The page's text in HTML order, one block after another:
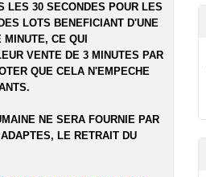
LES 30 SECONDES POUR LES
LOTS BENEFICIANT D'UNE
CE QUI
VENTE DE 3 MINUTES PAR
QUE CELA N'EMPECHE
NE SERA FOURNIE PAR
LE RETRAIT DU